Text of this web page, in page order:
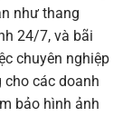
như thang
24/7, và bãi
chuyên nghiệp
các doanh
bảo hình ảnh